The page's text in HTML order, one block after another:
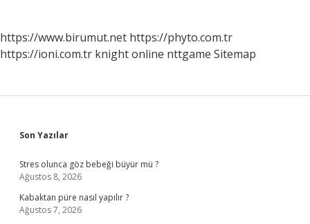
Anlarız
https://www.birumut.net https://phyto.com.tr
https://ioni.com.tr knight online nttgame Sitemap
Sidebar
Son Yazılar
Stres olunca göz bebeği büyür mü ?
Ağustos 8, 2026
Kabaktan püre nasıl yapılır ?
Ağustos 7, 2026